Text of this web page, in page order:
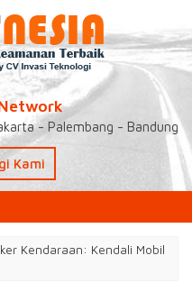
- Palembang - Bandung
Kami
Kendaraan: Kendali Mobil